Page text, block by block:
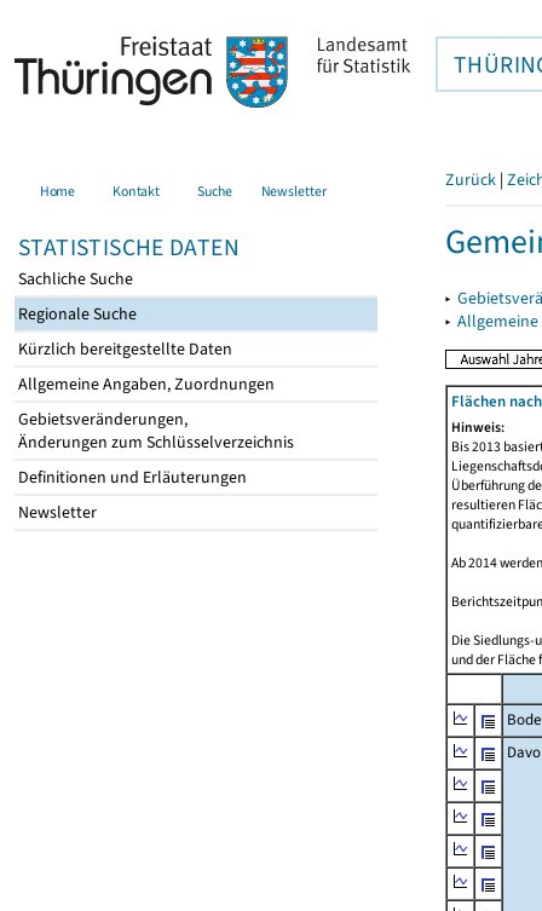
Home Kontakt Suche Newsletter
STATISTISCHE DATEN
Sachliche Suche
Regionale Suche
Kürzlich bereitgestellte Daten
Allgemeine Angaben, Zuordnungen
Gebietsveränderungen,
Änderungen zum Schlüsselverzeichnis
Definitionen und Erläuterungen
Newsletter
Zurück |
▸
▸
Flächen
Hinweis:
Bis 2013
Überführung
resultieren
Ab 2014
Die Siedlungs-
und der Fläche